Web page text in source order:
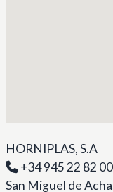
HORNIPLAS, S.A
+34 945 22 82 00
San Miguel de